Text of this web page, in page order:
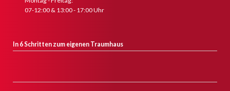
07-12:00 & 13:00 - 17:00 Uhr
In 6 Schritten zum eigenen Traumhaus